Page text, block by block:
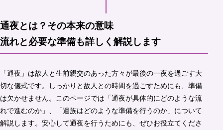
通夜とは？その本来の意味
流れと必要な準備も詳しく解説します
「通夜」は故人と生前親交のあった方々が最後の一夜を過ごす大
切な儀式です。しっかりと故人との時間を過ごすためにも、準備
は欠かせません。このページでは「通夜が具体的にどのような流
れで進むのか」、「遺族はどのような準備を行うのか」について
解説します。安心して通夜を行うためにも、ぜひお役立てくださ